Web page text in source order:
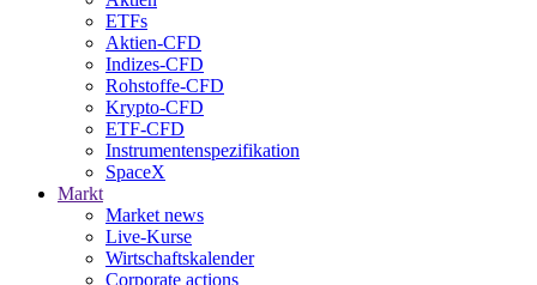
ETFs
Aktien-CFD
Indizes-CFD
Rohstoffe-CFD
Krypto-CFD
ETF-CFD
Instrumentenspezifikation
SpaceX
Markt
Market news
Live-Kurse
Wirtschaftskalender
Corporate actions